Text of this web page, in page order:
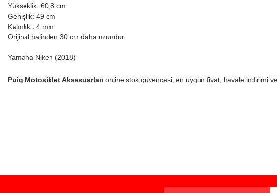
Yükseklik: 60,8 cm
Genişlik: 49 cm
Kalınlık : 4 mm
Orijinal halinden 30 cm daha uzundur.
Yamaha Niken (2018)
Puig Motosiklet Aksesuarları online stok güvencesi, en uygun fiyat, havale indirimi
Ürün bilgilerinde hatalar bulunuyor.